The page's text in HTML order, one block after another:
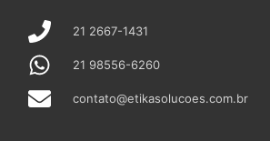
21 2667-1431
21 98556-6260
contato@etikasolucoes.com.br